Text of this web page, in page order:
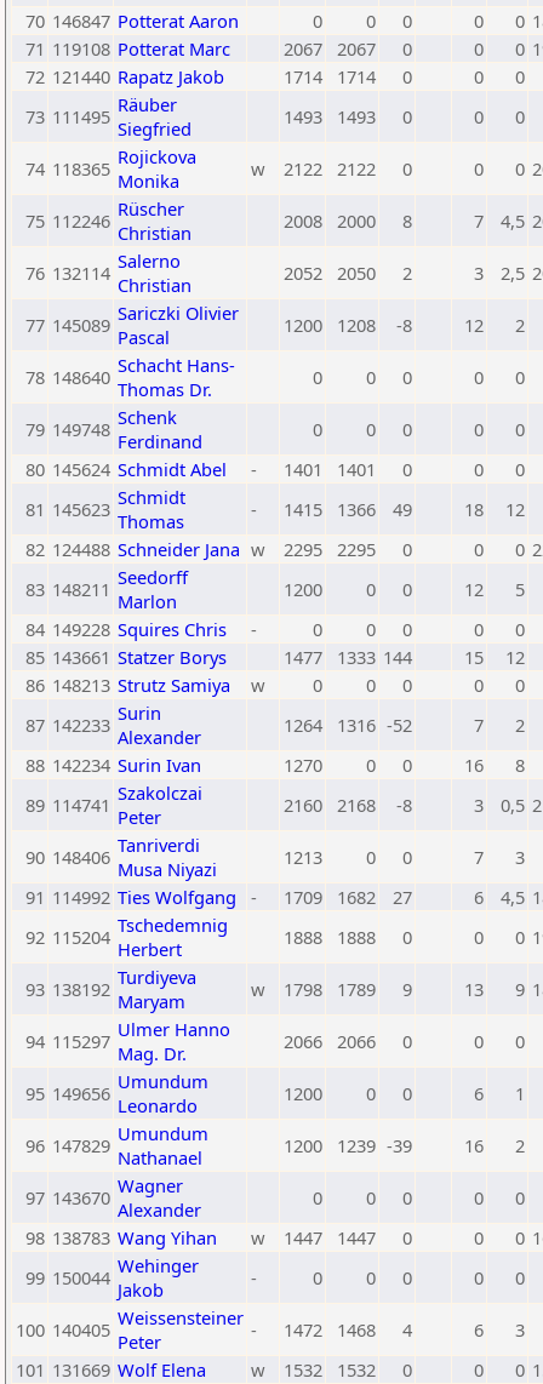
70 146847 Potterat Aaron 0 0 0 0 0
71 119108 Potterat Marc 2067 2067 0 0 0
72 121440 Rapatz Jakob 1714 1714 0 0
0
73 111495 Räuber
Siegfried
1493 1493 0 0 0
74 118365 Rojickova
Monika
w 2122 2122 0 0 0
75 112246 Rüscher
Christian
2008 2000 8 7 4,5
76 132114 Salerno
Christian
2052 2050 2 3 2,5
77 145089 Sariczki Olivier
Pascal
1200 1208 -8 12 2
78 148640 Schacht Hans-
Thomas Dr.
0 0 0 0 0
79 149748 Schenk
Ferdinand
0 0 0 0
0
80 145624 Schmidt Abel - 1401 1401 0 0
0
81 145623 Schmidt
Thomas
- 1415 1366 49 18
12
82 124488 Schneider Jana w 2295 2295 0 0 0
83 148211 Seedorff
Marlon
1200 0 0 12
5
84 149228 Squires Chris - 0 0 0 0
0
85 143661 Statzer Borys 1477 1333 144 15
12
86 148213 Strutz Samiya w 0 0 0 0
0
87 142233 Surin
Alexander
1264 1316 -52 7
2
88 142234 Surin Ivan 1270 0 0 16
8
89 114741 Szakolczai
Peter
2160 2168 -8 3 0,5
90 148406 Tanriverdi
Musa Niyazi
1213 0 0 7
3
91 114992 Ties Wolfgang - 1709 1682 27 6 4,5
92 115204 Tschedemnig
Herbert
1888 1888 0 0 0
93 138192 Turdiyeva
Maryam
w 1798 1789 9 13 9
94 115297 Ulmer Hanno
Mag. Dr.
2066 2066 0 0 0
95 149656 Umundum
Leonardo
1200 0 0 6 1
96 147829 Umundum
Nathanael
1200 1239 -39 16 2
97 143670 Wagner
Alexander
0 0 0 0
0
98 138783 Wang Yihan w 1447 1447 0 0 0
99 150044 Wehinger
Jakob
- 0 0 0 0 0
100 140405 Weissensteiner
Peter
- 1472 1468 4 6
3
101 131669 Wolf Elena w 1532 1532 0 0 0